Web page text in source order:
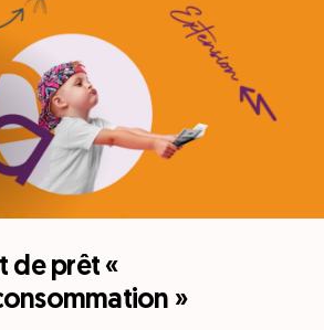
de prêt «
»